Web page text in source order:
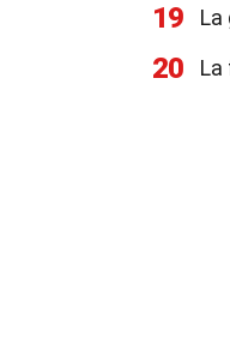
19 La
20 La